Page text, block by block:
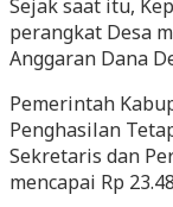
Sejak saat itu,
perangkat Desa
Anggaran Dana
Pemerintah
Penghasilan
Sekretaris dan
mencapai Rp